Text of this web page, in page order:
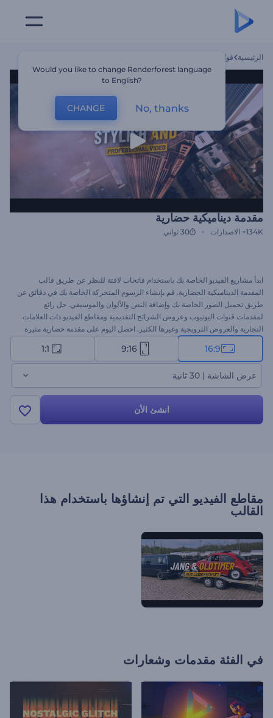
الرئيسية قوالب
مقدمة ديناميكية حضارية
134K+ الاصدارات 30 ثواني
ابدأ مشاريع الفيديو الخاصة بك باستخدام فاتحات لافتة للنظر عن طريق قالب
المقدمة الديناميكية الحضارية. قم بإنشاء الرسوم المتحركة الخاصة بك في دقائق عن
طريق تحميل الصور الخاصة بك وإضافة النص والألوان والموسيقي. حل رائع
لمقدمات قنوات اليوتيوب وعروض الشرائح التقديمية ومقاطع الفيديو ذات العلامات
التجارية والعروض الترويجية وغيرها الكثير. احصل اليوم على مقدمة حضارية مثيرة
للإعجاب !
16:9
9:16
1:1
عرض الشاشة | 30 ثانية
انشئ الأن
مقاطع الفيديو التي تم إنشاؤها باستخدام هذا
القالب
في الفئة مقدمات وشعارات
Would you like to change Renderforest language
to English?
CHANGE No, thanks